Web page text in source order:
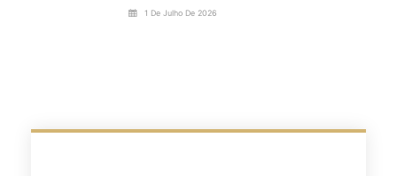
1 De Julho De 2026